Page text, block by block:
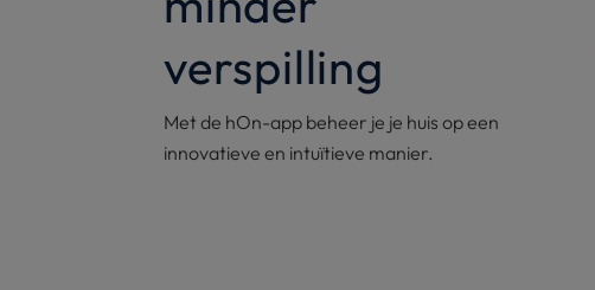
verspilling
Met de hOn-app beheer je je huis op een
innovatieve en intuïtieve manier.